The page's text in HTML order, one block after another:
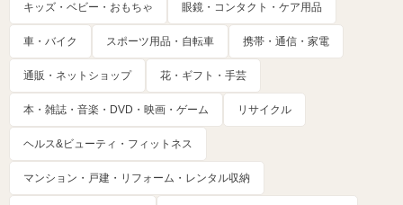
キッズ・ベビー・おもちゃ 眼鏡・コンタクト・ケア用品
車・バイク スポーツ用品・自転車 携帯・通信・家電
通販・ネットショップ 花・ギフト・手芸
本・雑誌・音楽・DVD・映画・ゲーム リサイクル
ヘルス&ビューティ・フィットネス
マンション・戸建・リフォーム・レンタル収納